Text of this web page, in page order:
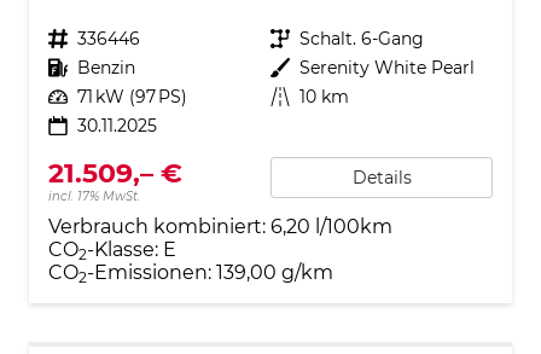
Fahrzeugnr. 336446 Getriebe Schalt. 6-Gang
Kraftstoff Benzin Außenfarbe Serenity White Pearl
Leistung 71 kW (97 PS) Kilometerstand 10 km
30.11.2025
21.509,– €
incl. 17% MwSt.
Details
Verbrauch kombiniert: 6,20 l/100km
CO2-Klasse: E
CO2-Emissionen: 139,00 g/km